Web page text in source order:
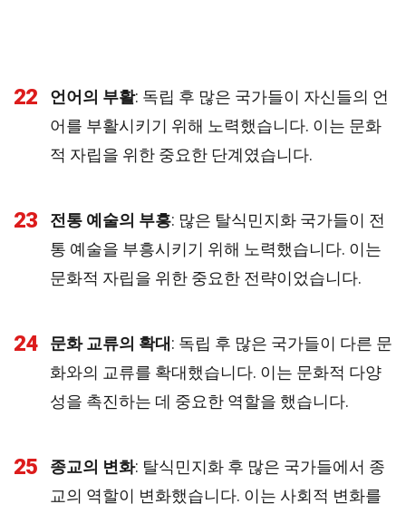
22 언어의 부활: 독립 후 많은 국가들이 자신들의 언
어를 부활시키기 위해 노력했습니다. 이는 문화
적 자립을 위한 중요한 단계였습니다.
23 전통 예술의 부흥: 많은 탈식민지화 국가들이 전
통 예술을 부흥시키기 위해 노력했습니다. 이는
문화적 자립을 위한 중요한 전략이었습니다.
24 문화 교류의 확대 : 독립 후 많은 국가들이 다른 문
화와의 교류를 확대했습니다. 이는 문화적 다양
성을 촉진하는 데 중요한 역할을 했습니다.
25 종교의 변화: 탈식민지화 후 많은 국가들에서 종
교의 역할이 변화했습니다. 이는 사회적 변화를